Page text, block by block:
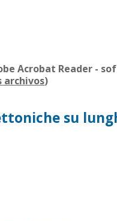
Acrobat Reader -
archivos)
su